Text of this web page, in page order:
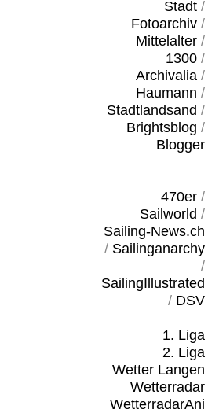
Stadt/
Fotoarchiv/
Mittelalter/
1300/
Archivalia/
Haumann /
Stadtlandsand /
Brightsblog /
Blogger
470er/
Sailworld /
Sailing-News.ch
/ Sailinganarchy
/
SailingIllustrated
/ DSV
1. Liga
2. Liga
Wetter Langen
Wetterradar
WetterradarAni